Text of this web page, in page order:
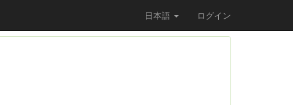
日本語 ログイン